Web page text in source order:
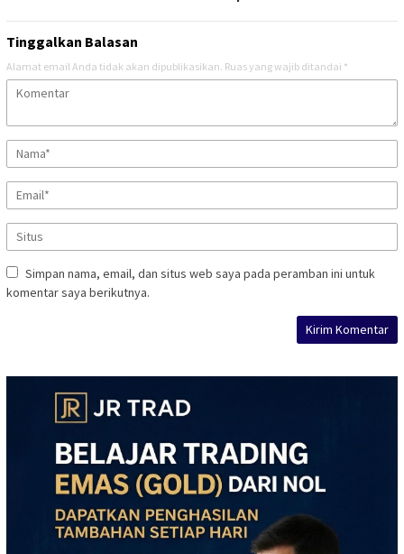
Tinggalkan Balasan
Alamat email Anda tidak akan dipublikasikan. Ruas yang wajib ditandai *
Simpan nama, email, dan situs web saya pada peramban ini untuk
komentar saya berikutnya.